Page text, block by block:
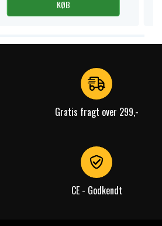
KØB
Gratis fragt over 299,-
CE - Godkendt